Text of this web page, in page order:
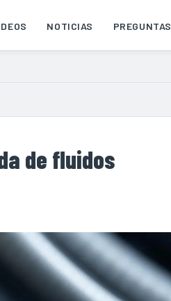
NOTICIAS PREGUNTAS
de fluidos